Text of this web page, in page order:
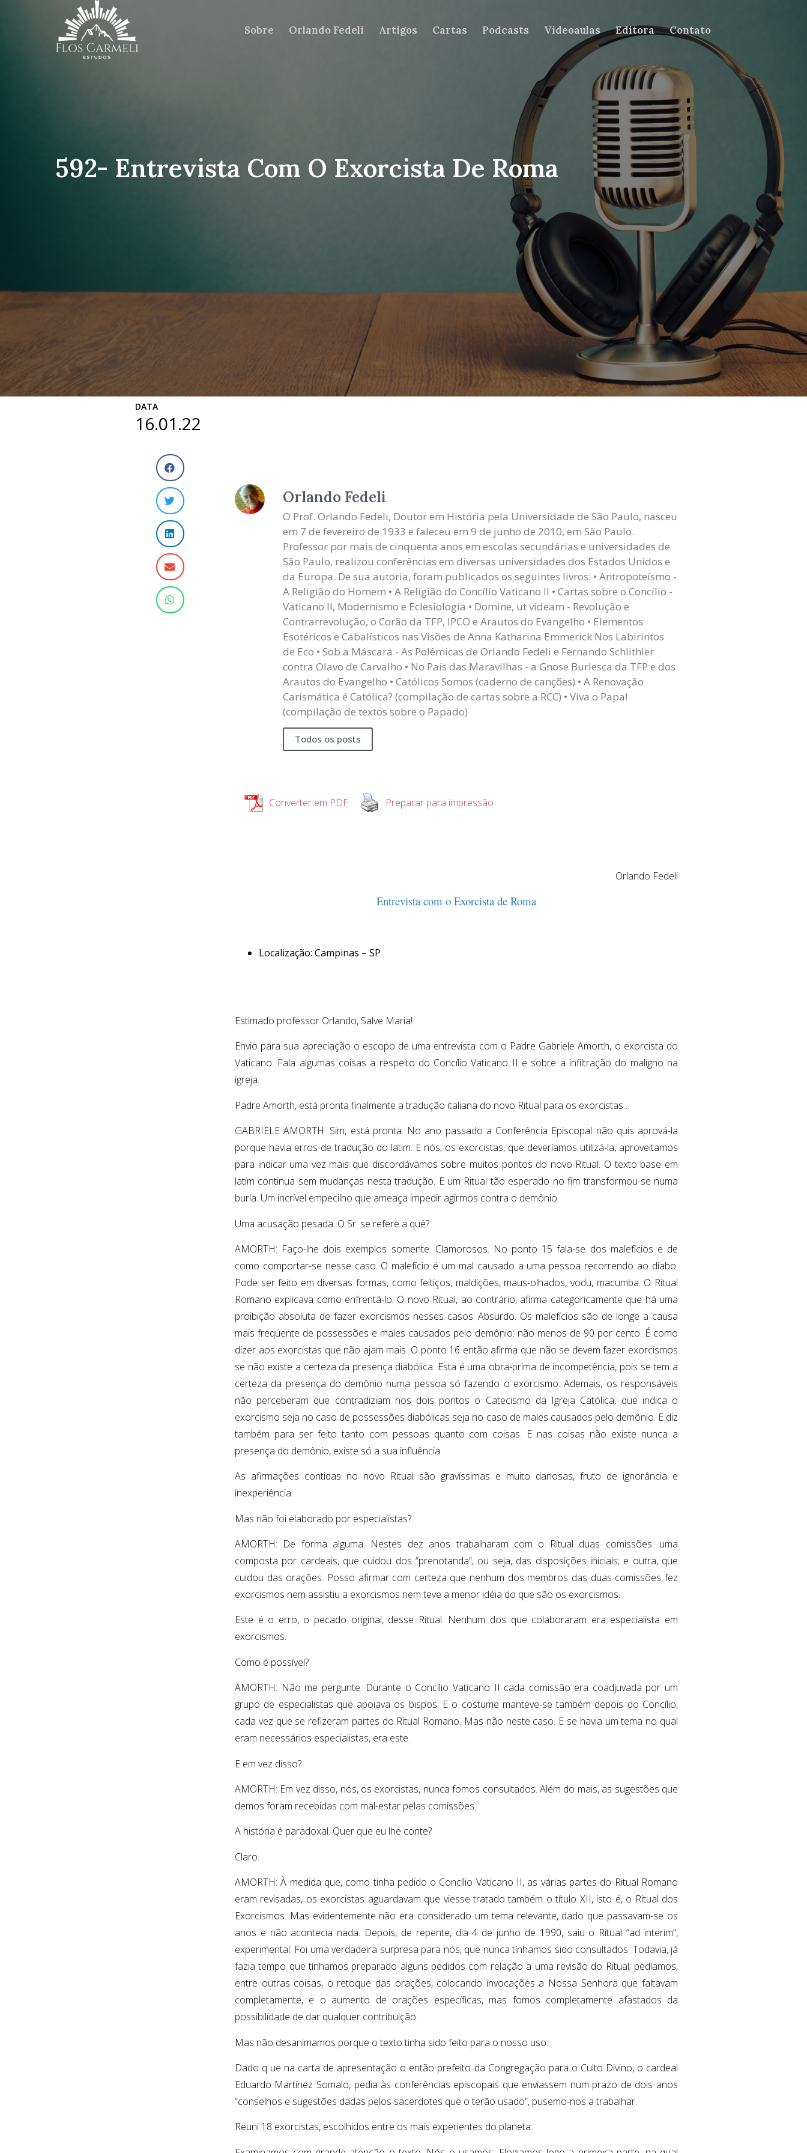
Sobre Orlando Fedeli Artigos Cartas Podcasts Videoaulas Editora Contato
592- Entrevista Com O Exorcista De Roma
DATA
16.01.22
Orlando Fedeli
O Prof. Orlando Fedeli, Doutor em História pela Universidade de São Paulo, nasceu
em 7 de fevereiro de 1933 e faleceu em 9 de junho de 2010, em São Paulo.
Professor por mais de cinquenta anos em escolas secundárias e universidades de
São Paulo, realizou conferências em diversas universidades dos Estados Unidos e
da Europa. De sua autoria, foram publicados os seguintes livros: • Antropoteísmo -
A Religião do Homem • A Religião do Concílio Vaticano II • Cartas sobre o Concílio -
Vaticano II, Modernismo e Eclesiologia • Domine, ut videam - Revolução e
Contrarrevolução, o Corão da TFP, IPCO e Arautos do Evangelho • Elementos
Esotéricos e Cabalísticos nas Visões de Anna Katharina Emmerick Nos Labirintos
de Eco • Sob a Máscara - As Polêmicas de Orlando Fedeli e Fernando Schlithler
contra Olavo de Carvalho • No País das Maravilhas - a Gnose Burlesca da TFP e dos
Arautos do Evangelho • Católicos Somos (caderno de canções) • A Renovação
Carismática é Católica? (compilação de cartas sobre a RCC) • Viva o Papa!
(compilação de textos sobre o Papado)
Todos os posts
Converter em PDF Preparar para impressão
Orlando Fedeli
Entrevista com o Exorcista de Roma
Localização: Campinas – SP
Estimado professor Orlando, Salve Maria!
Envio para sua apreciação o escopo de uma entrevista com o Padre Gabriele Amorth, o exorcista do
Vaticano. Fala algumas coisas a respeito do Concílio Vaticano II e sobre a infiltração do maligno na
igreja.
Padre Amorth, está pronta finalmente a tradução italiana do novo Ritual para os exorcistas…
GABRIELE AMORTH: Sim, está pronta. No ano passado a Conferência Episcopal não quis aprová-la
porque havia erros de tradução do latim. E nós, os exorcistas, que deveríamos utilizá-la, aproveitamos
para indicar uma vez mais que discordávamos sobre muitos pontos do novo Ritual. O texto base em
latim continua sem mudanças nesta tradução. E um Ritual tão esperado no fim transformou-se numa
burla. Um incrível empecilho que ameaça impedir agirmos contra o demônio.
Uma acusação pesada. O Sr. se refere a quê?
AMORTH: Faço-lhe dois exemplos somente. Clamorosos. No ponto 15 fala-se dos malefícios e de
como comportar-se nesse caso. O malefício é um mal causado a uma pessoa recorrendo ao diabo.
Pode ser feito em diversas formas, como feitiços, maldições, maus-olhados, vodu, macumba. O Ritual
Romano explicava como enfrentá-lo. O novo Ritual, ao contrário, afirma categoricamente que há uma
proibição absoluta de fazer exorcismos nesses casos. Absurdo. Os malefícios são de longe a causa
mais freqüente de possessões e males causados pelo demônio: não menos de 90 por cento. É como
dizer aos exorcistas que não ajam mais. O ponto 16 então afirma que não se devem fazer exorcismos
se não existe a certeza da presença diabólica. Esta é uma obra-prima de incompetência, pois se tem a
certeza da presença do demônio numa pessoa só fazendo o exorcismo. Ademais, os responsáveis
não perceberam que contradiziam nos dois pontos o Catecismo da Igreja Católica, que indica o
exorcismo seja no caso de possessões diabólicas seja no caso de males causados pelo demônio. E diz
também para ser feito tanto com pessoas quanto com coisas. E nas coisas não existe nunca a
presença do demônio, existe só a sua influência.
As afirmações contidas no novo Ritual são gravíssimas e muito danosas, fruto de ignorância e
inexperiência.
Mas não foi elaborado por especialistas?
AMORTH: De forma alguma. Nestes dez anos trabalharam com o Ritual duas comissões: uma
composta por cardeais, que cuidou dos “prenotanda”, ou seja, das disposições iniciais; e outra, que
cuidou das orações. Posso afirmar com certeza que nenhum dos membros das duas comissões fez
exorcismos nem assistiu a exorcismos nem teve a menor idéia do que são os exorcismos.
Este é o erro, o pecado original, desse Ritual. Nenhum dos que colaboraram era especialista em
exorcismos.
Como é possível?
AMORTH: Não me pergunte. Durante o Concílio Vaticano II cada comissão era coadjuvada por um
grupo de especialistas que apoiava os bispos. E o costume manteve-se também depois do Concílio,
cada vez que se refizeram partes do Ritual Romano. Mas não neste caso. E se havia um tema no qual
eram necessários especialistas, era este.
E em vez disso?
AMORTH: Em vez disso, nós, os exorcistas, nunca fomos consultados. Além do mais, as sugestões que
demos foram recebidas com mal-estar pelas comissões.
A história é paradoxal. Quer que eu lhe conte?
Claro.
AMORTH: À medida que, como tinha pedido o Concílio Vaticano II, as várias partes do Ritual Romano
eram revisadas, os exorcistas aguardavam que viesse tratado também o título XII, isto é, o Ritual dos
Exorcismos. Mas evidentemente não era considerado um tema relevante, dado que passavam-se os
anos e não acontecia nada. Depois, de repente, dia 4 de junho de 1990, saiu o Ritual “ad interim”,
experimental. Foi uma verdadeira surpresa para nós, que nunca tínhamos sido consultados. Todavia, já
fazia tempo que tínhamos preparado alguns pedidos com relação a uma revisão do Ritual; pedíamos,
entre outras coisas, o retoque das orações, colocando invocações a Nossa Senhora que faltavam
completamente, e o aumento de orações específicas, mas fomos completamente afastados da
possibilidade de dar qualquer contribuição.
Mas não desanimamos porque o texto tinha sido feito para o nosso uso.
Dado q ue na carta de apresentação o então prefeito da Congregação para o Culto Divino, o cardeal
Eduardo Martínez Somalo, pedia às conferências episcopais que enviassem num prazo de dois anos
“conselhos e sugestões dadas pelos sacerdotes que o terão usado”, pusemo-nos a trabalhar.
Reuni 18 exorcistas, escolhidos entre os mais experientes do planeta.